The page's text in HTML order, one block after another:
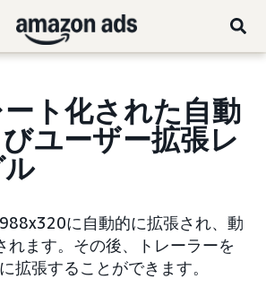
ト化された自動
ユーザー拡張レ
に自動的に拡張され、動
れます。その後、トレーラーを
拡張することができます。